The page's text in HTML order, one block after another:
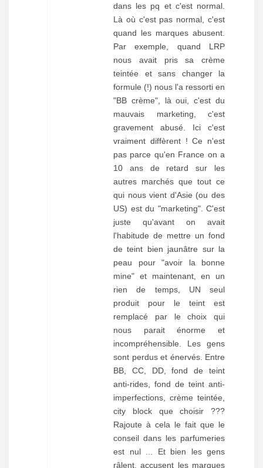
dans les pq et c'est normal.
Là où c'est pas normal, c'est
quand les marques abusent.
Par exemple, quand LRP
nous avait pris sa crème
teintée et sans changer la
formule (!) nous l'a ressorti en
"BB crème", là oui, c'est du
mauvais marketing, c'est
gravement abusé. Ici c'est
vraiment diffèrent ! Ce n'est
pas parce qu'en France on a
10 ans de retard sur les
autres marchés que tout ce
qui nous vient d'Asie (ou des
US) est du "marketing". C'est
juste qu'avant on avait
l'habitude de mettre un fond
de teint bien jaunâtre sur la
peau pour "avoir la bonne
mine" et maintenant, en un
rien de temps, UN seul
produit pour le teint est
remplacé par le choix qui
nous parait énorme et
incompréhensible. Les gens
sont perdus et énervés. Entre
BB, CC, DD, fond de teint
anti-rides, fond de teint anti-
imperfections, crème teintée,
city block que choisir ???
Rajoute à cela le fait que le
conseil dans les parfumeries
est nul ... Et bien les gens
râlent, accusent les marques